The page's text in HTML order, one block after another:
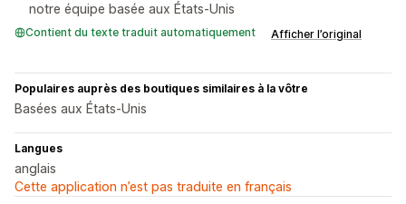
notre équipe basée aux États-Unis
Contient du texte traduit automatiquement Afficher l’original
Populaires auprès des boutiques similaires à la vôtre
Basées aux États-Unis
Langues
anglais
Cette application n’est pas traduite en français